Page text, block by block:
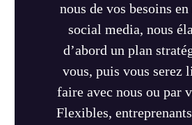
nous de vos besoins
social media, nous
d’abord un plan
vous, puis vous serez
faire avec nous ou par
Flexibles,